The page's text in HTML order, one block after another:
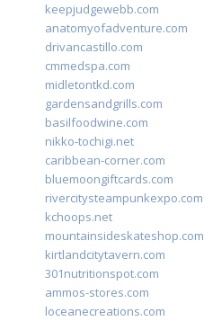
keepjudgewebb.com
anatomyofadventure.com
drivancastillo.com
cmmedspa.com
midletontkd.com
gardensandgrills.com
basilfoodwine.com
nikko-tochigi.net
caribbean-corner.com
bluemoongiftcards.com
rivercitysteampunkexpo.com
kchoops.net
mountainsideskateshop.com
kirtlandcitytavern.com
301nutritionspot.com
ammos-stores.com
loceanecreations.com